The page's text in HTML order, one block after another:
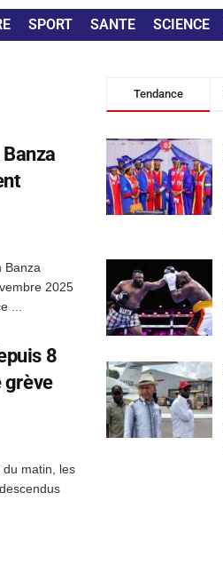
SPORT SANTE SCIENCE
Banza
2025
...
8
grève
matin, les
Tendance